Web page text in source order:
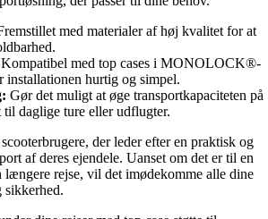
med materialer af høj kvalitet for at
Kompatibel med top cases i MONOLOCK®-
installationen hurtig og simpel.
Gør det muligt at øge transportkapaciteten på
til daglige ture eller udflugter.
der leder efter en praktisk og
af deres ejendele. Uanset om det er til en
rejse, vil det imødekomme alle dine